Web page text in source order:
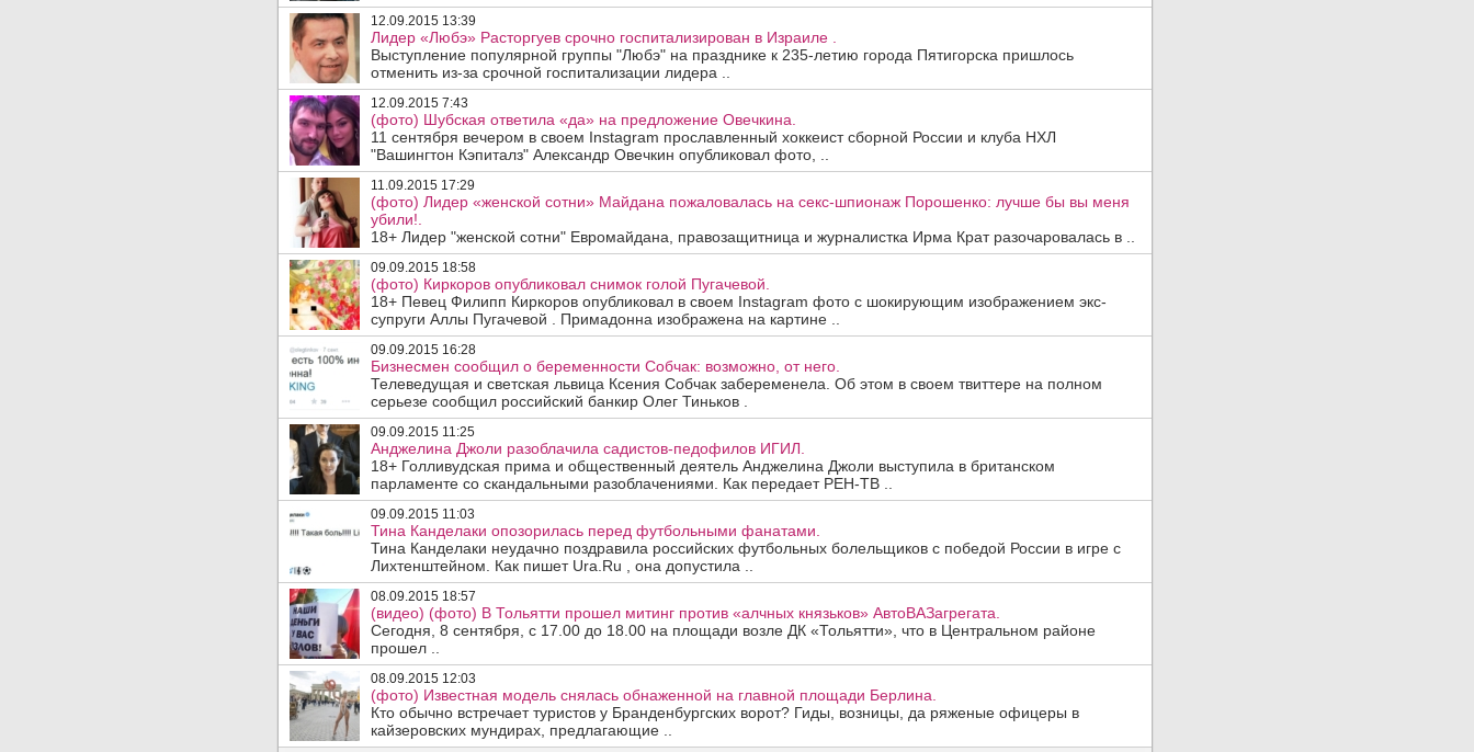
12.09.2015 13:39
Лидер «Любэ» Расторгуев срочно госпитализирован в Израиле .
Выступление популярной группы "Любэ" на празднике к 235-летию города Пятигорска пришлось
отменить из-за срочной госпитализации лидера ..
12.09.2015 7:43
(фото) Шубская ответила «да» на предложение Овечкина.
11 сентября вечером в своем Instagram прославленный хоккеист сборной России и клуба НХЛ
"Вашингтон Кэпиталз" Александр Овечкин опубликовал фото, ..
11.09.2015 17:29
(фото) Лидер «женской сотни» Майдана пожаловалась на секс-шпионаж Порошенко: лучше бы вы меня
убили!.
18+ Лидер "женской сотни" Евромайдана, правозащитница и журналистка Ирма Крат разочаровалась в ..
09.09.2015 18:58
(фото) Киркоров опубликовал снимок голой Пугачевой.
18+ Певец Филипп Киркоров опубликовал в своем Instagram фото с шокирующим изображением экс-
супруги Аллы Пугачевой . Примадонна изображена на картине ..
09.09.2015 16:28
Бизнесмен сообщил о беременности Собчак: возможно, от него.
Телеведущая и светская львица Ксения Собчак забеременела. Об этом в своем твиттере на полном
серьезе сообщил российский банкир Олег Тиньков .
09.09.2015 11:25
Анджелина Джоли разоблачила садистов-педофилов ИГИЛ.
18+ Голливудская прима и общественный деятель Анджелина Джоли выступила в британском
парламенте со скандальными разоблачениями. Как передает РЕН-ТВ ..
09.09.2015 11:03
Тина Канделаки опозорилась перед футбольными фанатами.
Тина Канделаки неудачно поздравила российских футбольных болельщиков с победой России в игре с
Лихтенштейном. Как пишет Ura.Ru , она допустила ..
08.09.2015 18:57
(видео) (фото) В Тольятти прошел митинг против «алчных князьков» АвтоВАЗагрегата.
Сегодня, 8 сентября, с 17.00 до 18.00 на площади возле ДК «Тольятти», что в Центральном районе
прошел ..
08.09.2015 12:03
(фото) Известная модель снялась обнаженной на главной площади Берлина.
Кто обычно встречает туристов у Бранденбургских ворот? Гиды, возницы, да ряженые офицеры в
кайзеровских мундирах, предлагающие ..